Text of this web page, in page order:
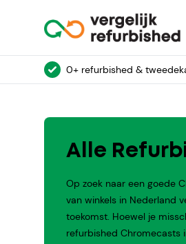
0+ refurbished &
Alle
Op zoek naar een goede
van winkels in Nederland
toekomst. Hoewel je
refurbished Chromecasts